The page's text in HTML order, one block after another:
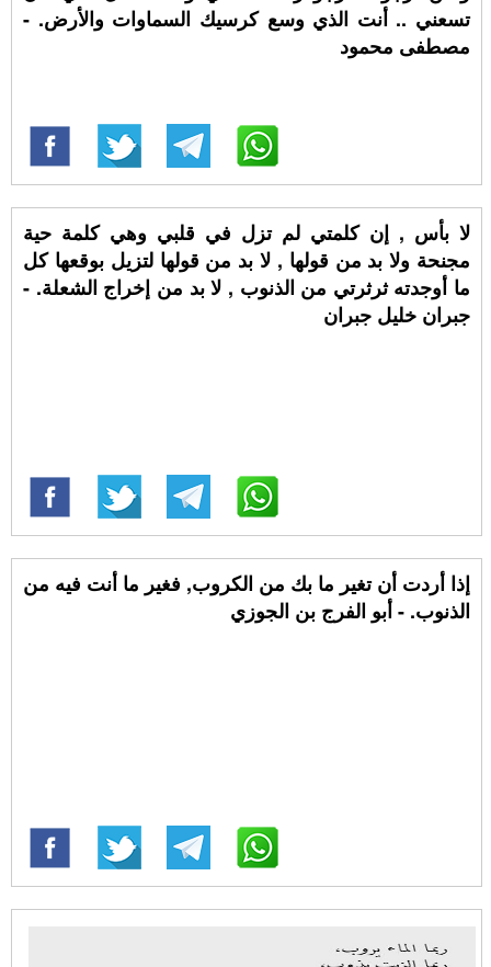
تسعني .. أنت الذي وسع كرسيك السماوات والأرض. -
مصطفى محمود
لا بأس , إن كلمتي لم تزل في قلبي وهي كلمة حية
مجنحة ولا بد من قولها , لا بد من قولها لتزيل بوقعها كل
ما أوجدته ثرثرتي من الذنوب , لا بد من إخراج الشعلة. -
جبران خليل جبران
إذا أردت أن تغير ما بك من الكروب, فغير ما أنت فيه من
الذنوب. - أبو الفرج بن الجوزي